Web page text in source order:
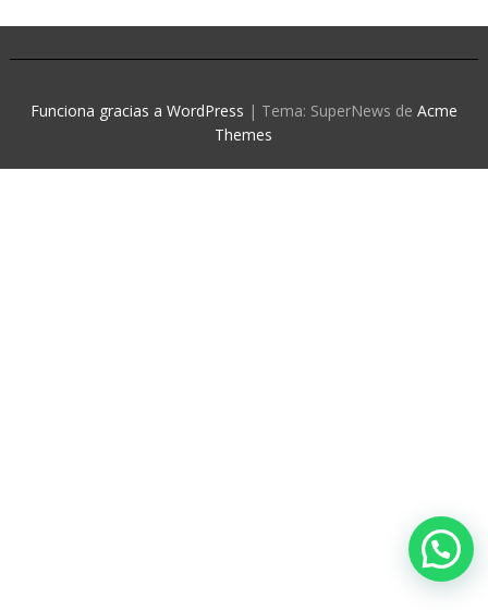
Funciona gracias a WordPress | Tema: SuperNews de Acme
Themes